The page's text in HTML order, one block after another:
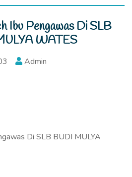
Ibu Pengawas Di SLB
WATES
Admin
Di SLB BUDI MULYA